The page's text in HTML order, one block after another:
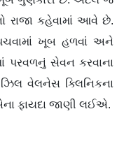
રાજા કહેવામાં આવે છે.
ખૂબ હળવાં અને
પરવળનું સેવન કરવાના
વેલનેસ ક્લિનિકના
ફાયદા જાણી લઈએ.